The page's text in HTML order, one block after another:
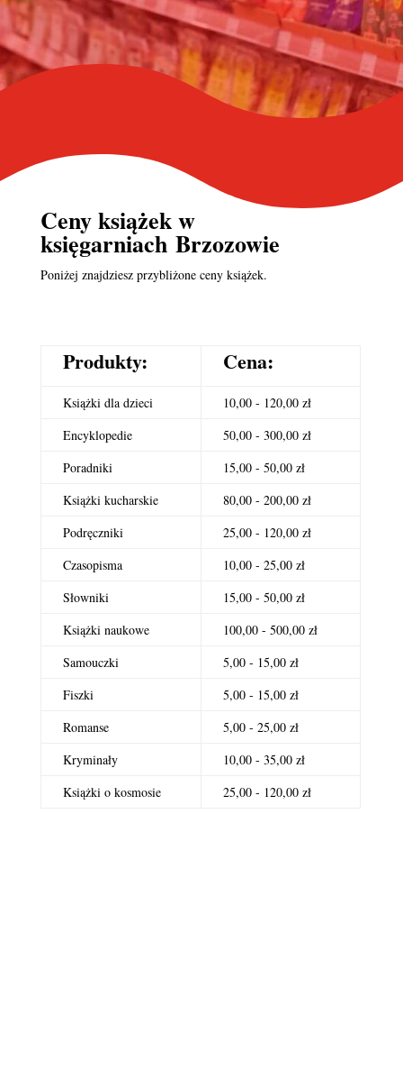
Ceny książek w
księgarniach Brzozowie
Poniżej znajdziesz przybliżone ceny książek.
Produkty: Cena:
Książki dla dzieci
10,00 - 120,00 zł
Encyklopedie
50,00 - 300,00 zł
Poradniki
15,00 - 50,00 zł
Książki kucharskie
80,00 - 200,00 zł
Podręczniki
25,00 - 120,00 zł
Czasopisma
10,00 - 25,00 zł
Słowniki
15,00 - 50,00 zł
Książki naukowe
100,00 - 500,00 zł
Samouczki
5,00 - 15,00 zł
Fiszki
5,00 - 15,00 zł
Romanse
5,00 - 25,00 zł
Kryminały
10,00 - 35,00 zł
Książki o kosmosie
25,00 - 120,00 zł